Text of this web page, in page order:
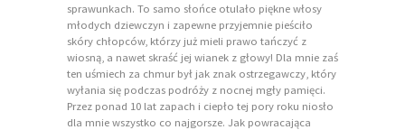
sprawunkach. To samo słońce otulało piękne włosy
młodych dziewczyn i zapewne przyjemnie pieściło
skóry chłopców, którzy już mieli prawo tańczyć z
wiosną, a nawet skraść jej wianek z głowy! Dla mnie zaś
ten uśmiech za chmur był jak znak ostrzegawczy, który
wyłania się podczas podróży z nocnej mgły pamięci.
Przez ponad 10 lat zapach i ciepło tej pory roku niosło
dla mnie wszystko co najgorsze. Jak powracająca